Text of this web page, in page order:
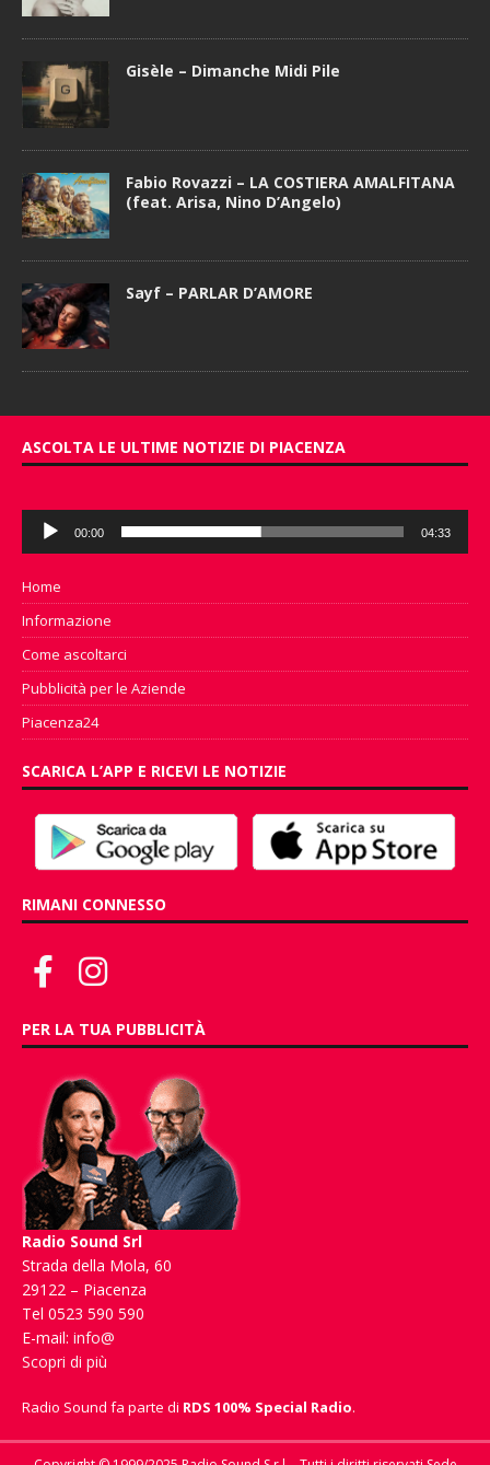
Gisèle – Dimanche Midi Pile
Fabio Rovazzi – LA COSTIERA AMALFITANA
(feat. Arisa, Nino D’Angelo)
Sayf – PARLAR D’AMORE
ASCOLTA LE ULTIME NOTIZIE DI PIACENZA
Audio
Player
00:00 04:33
Home
Informazione
Come ascoltarci
Pubblicità per le Aziende
Piacenza24
SCARICA L’APP E RICEVI LE NOTIZIE
RIMANI CONNESSO
PER LA TUA PUBBLICITÀ
Radio Sound Srl
Strada della Mola, 60
29122 – Piacenza
Tel 0523 590 590
E-mail: info@
Scopri di più
Radio Sound fa parte di RDS 100% Special Radio.